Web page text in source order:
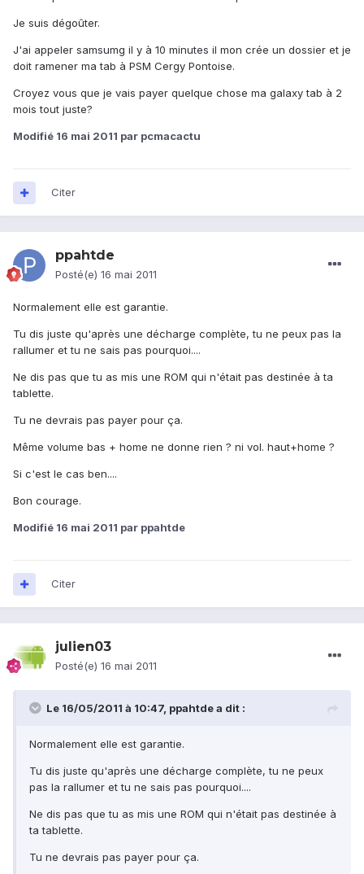
Je suis dégoûter.
J'ai appeler samsumg il y à 10 minutes il mon crée un dossier et je
doit ramener ma tab à PSM Cergy Pontoise.
Croyez vous que je vais payer quelque chose ma galaxy tab à 2
mois tout juste?
Modifié 16 mai 2011 par pcmacactu
Citer
ppahtde
Posté(e) 16 mai 2011
Normalement elle est garantie.
Tu dis juste qu'après une décharge complète, tu ne peux pas la
rallumer et tu ne sais pas pourquoi....
Ne dis pas que tu as mis une ROM qui n'était pas destinée à ta
tablette.
Tu ne devrais pas payer pour ça.
Même volume bas + home ne donne rien ? ni vol. haut+home ?
Si c'est le cas ben....
Bon courage.
Modifié 16 mai 2011 par ppahtde
Citer
julien03
Posté(e) 16 mai 2011
Le 16/05/2011 à 10:47, ppahtde a dit :
Normalement elle est garantie.
Tu dis juste qu'après une décharge complète, tu ne peux
pas la rallumer et tu ne sais pas pourquoi....
Ne dis pas que tu as mis une ROM qui n'était pas destinée à
ta tablette.
Tu ne devrais pas payer pour ça.